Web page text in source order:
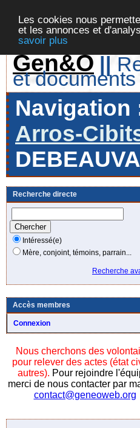
Les cookies nous
et les annonces et
savoir plus
Gen&O ||
et
Navigation
Arros-
Recherche directe
Intéressé(e)
Mère, conjoint, témoins, parrain...
Recherche
Accès membres
Connexion
Nous cherchons des
pour relever des actes (état
autres). Pour rejoindre
merci de nous contacter par
contact@geneoweb.org